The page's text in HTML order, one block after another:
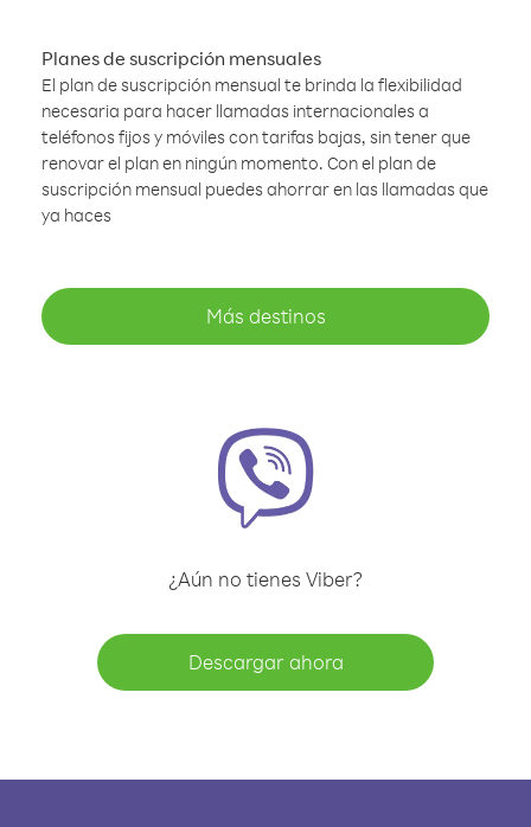
Planes de suscripción mensuales
El plan de suscripción mensual te brinda la flexibilidad
necesaria para hacer llamadas internacionales a
teléfonos fijos y móviles con tarifas bajas, sin tener que
renovar el plan en ningún momento. Con el plan de
suscripción mensual puedes ahorrar en las llamadas que
ya haces
Más destinos
¿Aún no tienes Viber?
Descargar ahora